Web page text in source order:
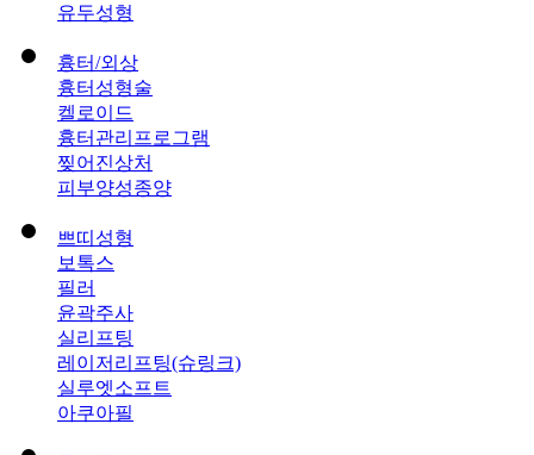
유두성형
흉터/외상
흉터성형술
켈로이드
흉터관리프로그램
찢어진상처
피부양성종양
쁘띠성형
보톡스
필러
윤곽주사
실리프팅
레이저리프팅(슈링크)
실루엣소프트
아쿠아필